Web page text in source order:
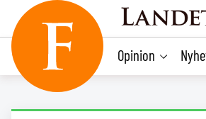
content
Opinion